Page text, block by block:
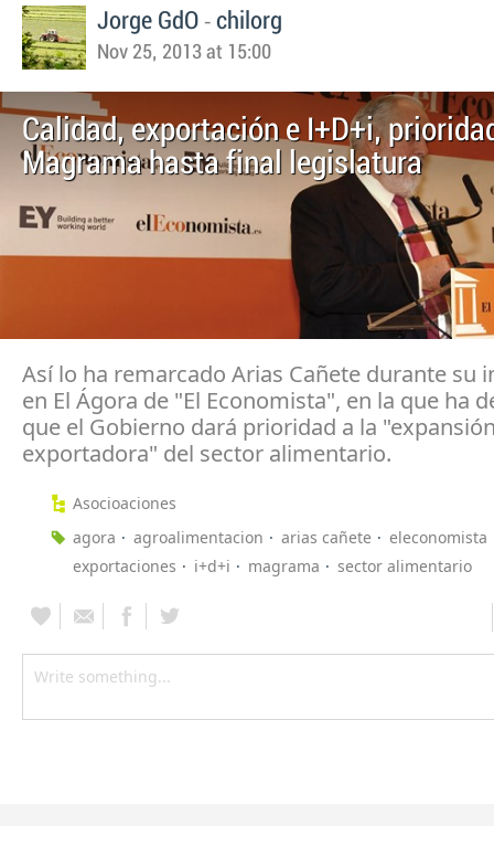
Jorge GdO - chilorg
Nov 25, 2013 at 15:00
Calidad, exportación e I+D+i,
Magrama hasta final legislatura
Así lo ha remarcado Arias Cañete durante su
en El Ágora de "El Economista", en la que ha
que el Gobierno dará prioridad a la
exportadora" del sector alimentario.
Asocioaciones
agora
agroalimentacion arias cañete
eleconomista
exportaciones
i+d+i magrama sector alimentario